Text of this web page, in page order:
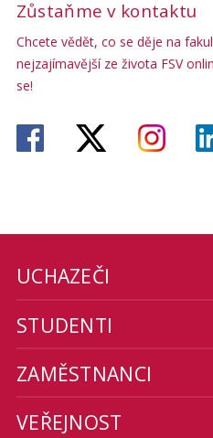
Zůstaňme v kontaktu
Chcete vědět, co se děje na
nejzajímavější ze života FSV
se!
UCHAZEČI
STUDENTI
ZAMĚSTNANCI
VEŘEJNOST